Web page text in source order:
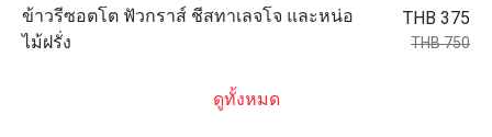
ข้าวรีซอตโต ฟัวกราส์ ชีสทาเลจโจ และหน่อ
ไม้ฝรั่ง
THB 375
THB 750
ดูทั้งหมด